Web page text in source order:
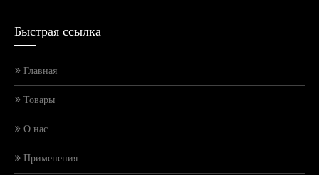
Быстрая ссылка
Главная
Товары
О нас
Применения